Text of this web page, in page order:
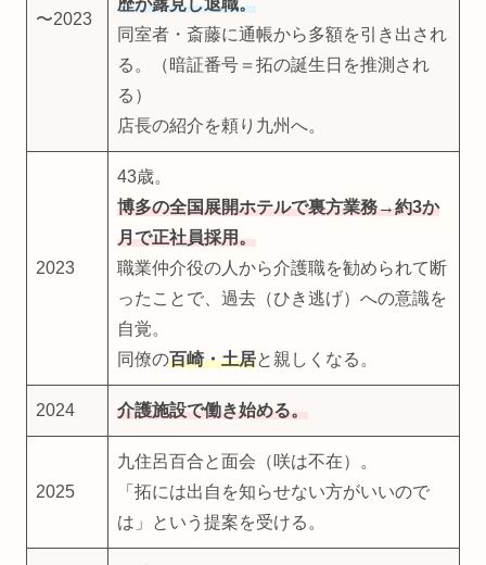
〜2023
同室者・斎藤に通帳から多額を引き出され
る。（暗証番号＝拓の誕生日を推測され
る）
店長の紹介を頼り九州へ。
2023
43歳。
博多の全国展開ホテルで裏方業務→約3か
月で正社員採用。
職業仲介役の人から介護職を勧められて断
ったことで、過去（ひき逃げ）への意識を
自覚。
同僚の百崎・土居と親しくなる。
2024 介護施設で働き始める。
2025
九住呂百合と面会（咲は不在）。
「拓には出自を知らせない方がいいので
は」という提案を受ける。